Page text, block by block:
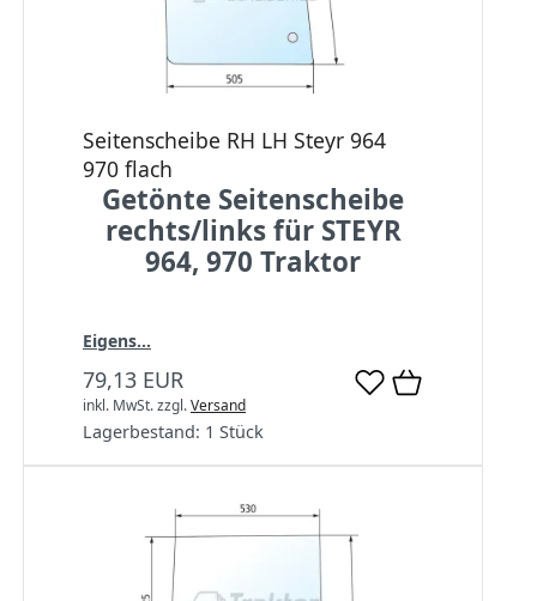
Seitenscheibe RH LH Steyr 964
970 flach
Getönte Seitenscheibe
rechts/links für STEYR
964, 970 Traktor
Eigens...
79,13 EUR
inkl. MwSt.zzgl.Versand
Lagerbestand: 1 Stück